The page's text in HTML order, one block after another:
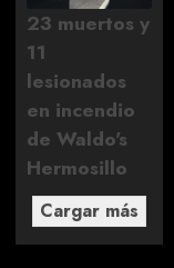
23 muertos y
11
lesionados
en incendio
de Waldo's
Hermosillo
Cargar más